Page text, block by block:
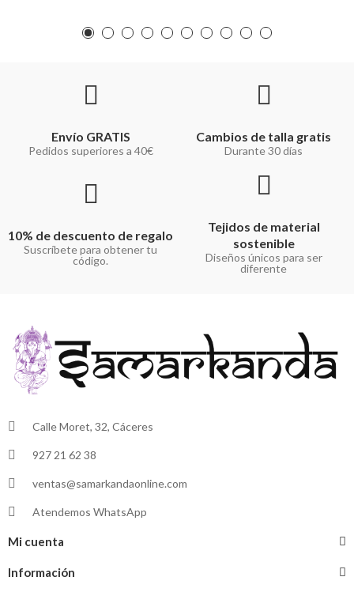
Envío GRATIS
Pedidos superiores a 40€
Cambios de talla gratis
Durante 30 días
10% de descuento de regalo
Suscríbete para obtener tu
código.
Tejidos de material
sostenible
Diseños únicos para ser
diferente
Calle Moret, 32, Cáceres
927 21 62 38
ventas@samarkandaonline.com
Atendemos WhatsApp
Mi cuenta
Información